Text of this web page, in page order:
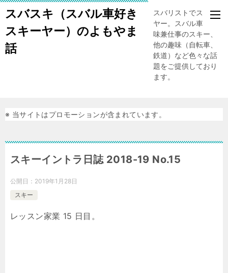
スバスキ（スバル車好き
スキーヤー）のよもやま
話
スバリストでスキー
ヤー。スバル車、趣
味兼仕事のスキー、
他の趣味（自転車、
鉄道）など色々な話
題をご提供しており
ます。
※ 当サイトはプロモーションが含まれています。
スキーイントラ日誌 2018-19 No.15
公開日： 2019年1月28日
スキー
レッスン家業 15 日目。